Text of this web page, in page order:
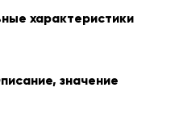
характеристики
значение